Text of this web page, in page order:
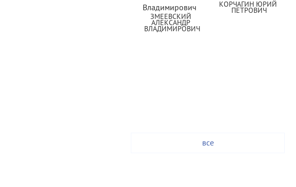
ЗМЕЕВСКИЙ
АЛЕКСАНДР
ВЛАДИМИРОВИЧ
КОРЧАГИН ЮРИЙ
ПЕТРОВИЧ
все